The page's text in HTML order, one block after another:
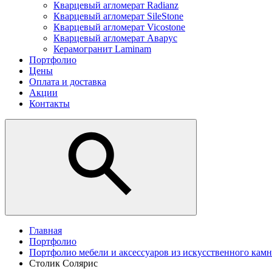
Кварцевый агломерат Radianz
Кварцевый агломерат SileStone
Кварцевый агломерат Vicostone
Кварцевый агломерат Аварус
Керамогранит Laminam
Портфолио
Цены
Оплата и доставка
Акции
Контакты
Главная
Портфолио
Портфолио мебели и аксессуаров из искусственного
Столик Солярис